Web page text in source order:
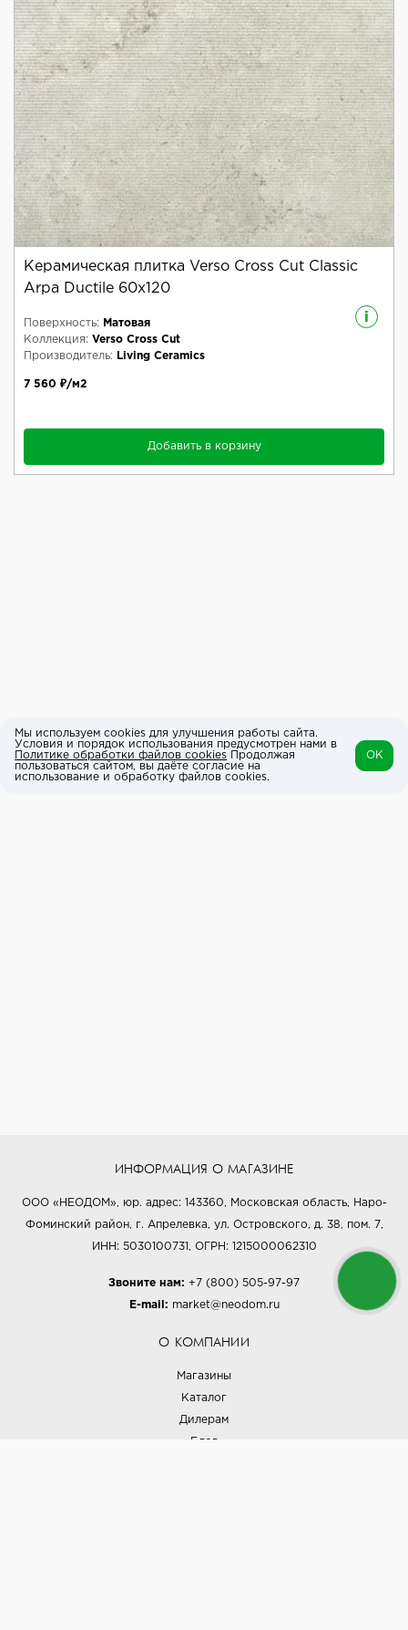
Керамическая плитка Verso Cross Cut Classic
Arpa Ductile 60x120
i
Поверхность:
Матовая
Коллекция: Verso Cross Cut
Производитель:
Living Ceramics
7 560 ₽/м2
Добавить в корзину
ИНФОРМАЦИЯ О МАГАЗИНЕ
ООО «НЕОДОМ», юр. адрес: 143360, Московская область, Наро-
Фоминский район, г. Апрелевка, ул. Островского, д. 38, пом. 7,
ИНН: 5030100731, ОГРН: 1215000062310
Звоните нам: +7 (800) 505-97-97
E-mail: market@neodom.ru
О КОМПАНИИ
Магазины
Каталог
Дилерам
Блог
Мы используем cookies для улучшения работы сайта.
Условия и порядок использования предусмотрен нами в
Политике обработки файлов cookies Продолжая
пользоваться сайтом, вы даёте согласие на
использование и обработку файлов cookies.
OK